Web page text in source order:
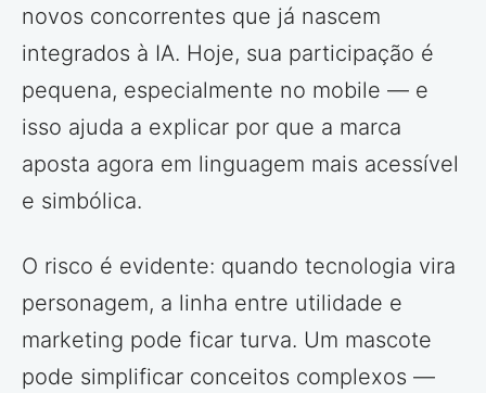
novos concorrentes que já nascem
integrados à IA. Hoje, sua participação é
pequena, especialmente no mobile — e
isso ajuda a explicar por que a marca
aposta agora em linguagem mais acessível
e simbólica.
O risco é evidente: quando tecnologia vira
personagem, a linha entre utilidade e
marketing pode ficar turva. Um mascote
pode simplificar conceitos complexos —